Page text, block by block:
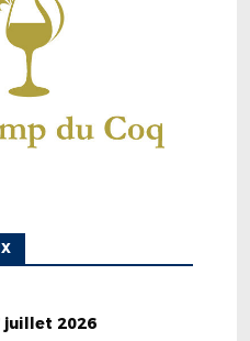
juillet 2026